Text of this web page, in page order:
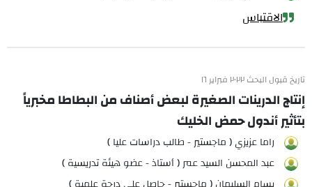
الاقتباس
تاريخ قبول البحث ٢٠٢٢ فبراير ١٦
إنتاج الدرينات الصغيرة لبعض أصناف من البطاطا مخبرياً
بتأثير أندول حمض الخليك
راما عزيزي ( ماجستير - طالب دراسات عليا )
عبد المحسن السيد عمر ( أستاذ - عضو هيئة تدريسية )